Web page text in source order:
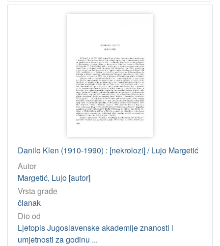
Danilo Klen (1910-1990) : [nekrolozi] / Lujo Margetić
Autor
Margetić, Lujo [autor]
Vrsta građe
članak
Dio od
Ljetopis Jugoslavenske akademije znanosti i
umjetnosti za godinu ...